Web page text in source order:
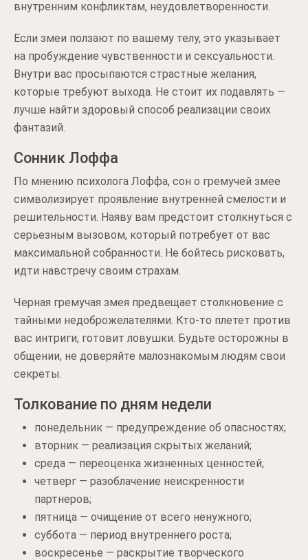
внутренним конфликтам, неудовлетворенности.
Если змеи ползают по вашему телу, это указывает
на пробуждение чувственности и сексуальности.
Внутри вас просыпаются страстные желания,
которые требуют выхода. Не стоит их подавлять —
лучше найти здоровый способ реализации своих
фантазий.
Сонник Лоффа
По мнению психолога Лоффа, сон о гремучей змее
символизирует проявление внутренней смелости и
решительности. Наяву вам предстоит столкнуться с
серьезным вызовом, который потребует от вас
максимальной собранности. Не бойтесь рисковать,
идти навстречу своим страхам.
Черная гремучая змея предвещает столкновение с
тайными недоброжелателями. Кто-то плетет против
вас интриги, готовит ловушки. Будьте осторожны в
общении, не доверяйте малознакомым людям свои
секреты.
Толкование по дням недели
понедельник — предупреждение об опасностях;
вторник — реализация скрытых желаний;
среда — переоценка жизненных ценностей;
четверг — разоблачение неискренности
партнеров;
пятница — очищение от всего ненужного;
суббота — период внутреннего роста;
воскресенье — раскрытие творческого